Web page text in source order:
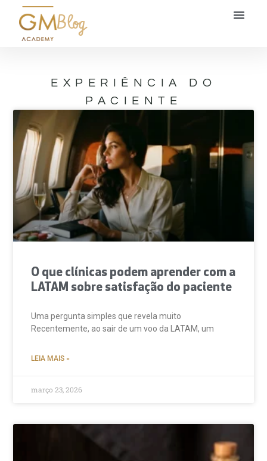
Blog
EXPERIÊNCIA DO
PACIENTE
O que clínicas podem aprender com a
LATAM sobre satisfação do paciente
Uma pergunta simples que revela muito
Recentemente, ao sair de um voo da LATAM, um
LEIA MAIS »
março 23, 2026